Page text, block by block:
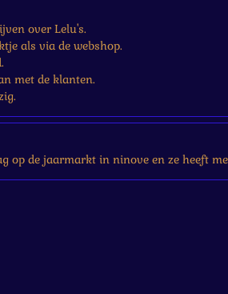
over Lelu's.
als via de webshop.
met de klanten.
op de jaarmarkt in ninove en ze heeft